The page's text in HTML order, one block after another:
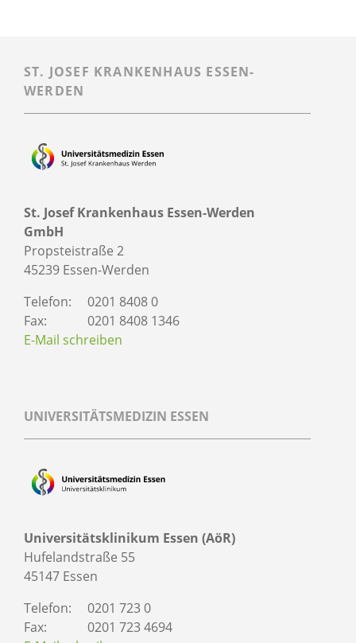
ST. JOSEF KRANKENHAUS ESSEN-
WERDEN
St. Josef Krankenhaus Essen-Werden
GmbH
Propsteistraße 2
45239 Essen-Werden
Telefon:
0201 8408 0
Fax:
0201 8408 1346
E-Mail schreiben
UNIVERSITÄTSMEDIZIN ESSEN
Universitätsklinikum Essen (AöR)
Hufelandstraße 55
45147 Essen
Telefon:
0201 723 0
Fax:
0201 723 4694